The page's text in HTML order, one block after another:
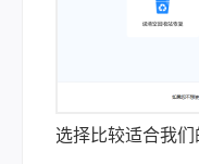
选择比较适合我们